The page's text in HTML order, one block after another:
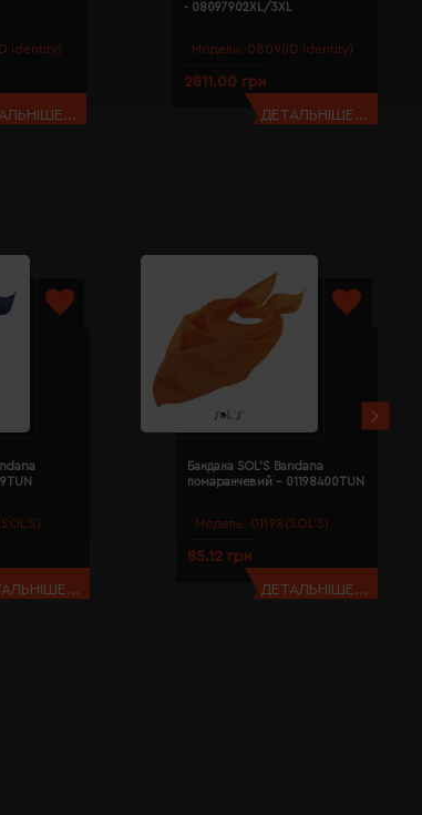
identity) Модель: 0809(ID identity)
- 08097902XL/3XL
2811.00 грн
ДЕТАЛЬНІШЕ...
Модель: 01198(SOL’S)
Бандана SOL'S Bandana
помаранчевий - 01198400TUN
85.12 грн
ДЕТАЛЬНІШЕ...